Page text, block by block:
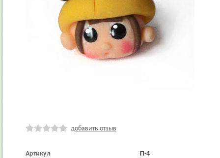
добавить отзыв
Артикул П-4